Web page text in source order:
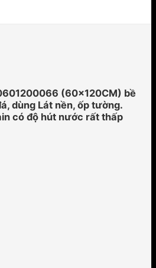
(60x120CM) bề
dùng Lát nền, ốp tường.
có độ hút nước rất thấp